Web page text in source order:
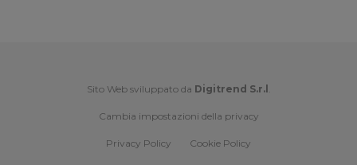
Sito Web sviluppato da Digitrend S.r.l .
Cambia impostazioni della privacy
Privacy Policy Cookie Policy